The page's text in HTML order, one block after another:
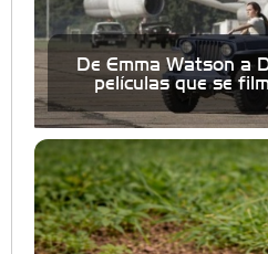
De Emma Watson a
películas que se